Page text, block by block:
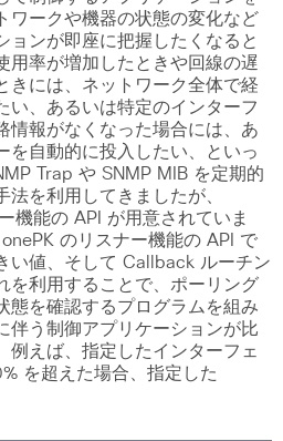
ワークや機器の状態の変化など
ョンが即座に把握したくなると
用率が増加したときや回線の遅
きには、ネットワーク全体で経
い、あるいは特定のインターフ
情報がなくなった場合には、あ
を自動的に投入したい、といっ
Trap や SNMP MIB を定期的
を利用してきましたが、
機能の API が用意されていま
のリスナー機能の API で
い値、そして Callback ルーチン
を利用することで、ポーリング
態を確認するプログラムを組み
伴う制御アプリケーションが比
例えば、指定したインターフェ
を超えた場合、指定した